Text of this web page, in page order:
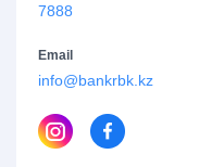
7888
Email
info@bankrbk.kz